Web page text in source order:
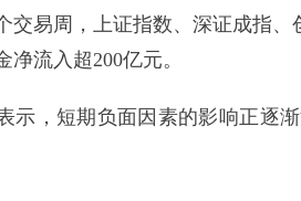
易周，上证指数、深证成指、
净流入超200亿元。
，短期负面因素的影响正逐渐